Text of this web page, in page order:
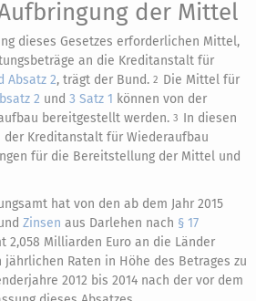
der Mittel
dieses Gesetzes erforderlichen Mittel,
an die Kreditanstalt für
Absatz 2, trägt der Bund. 2 Die Mittel für
2 und 3 Satz 1 können von der
bereitgestellt werden. 3 In diesen
der Kreditanstalt für Wiederaufbau
für die Bereitstellung der Mittel und
hat von den ab dem Jahr 2015
Zinsen aus Darlehen nach § 17
2,058 Milliarden Euro an die Länder
jährlichen Raten in Höhe des Betrages zu
2012 bis 2014 nach der vor dem